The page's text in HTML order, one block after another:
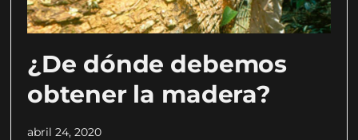
¿De dónde debemos
obtener la madera?
abril 24, 2020